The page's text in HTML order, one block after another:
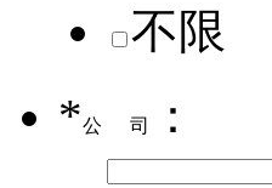
不限
*公司 ：